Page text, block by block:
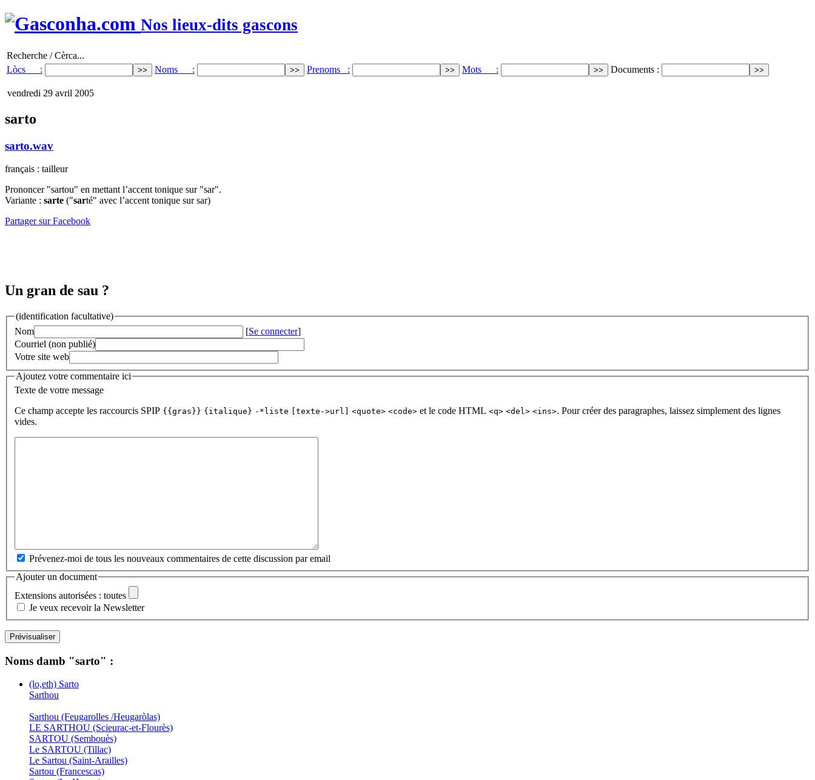
Nos lieux-dits gascons
Recherche / Cèrca...
Lòcs :
Noms : Prenoms : Mots : Documents :
vendredi 29 avril 2005
sarto
sarto.wav
français : tailleur
Prononcer "sartou" en mettant l’accent tonique sur "sar".
Variante : sarte ("sarté" avec l’accent tonique sur sar)
Partager sur Facebook
Un gran de sau ?
(identification facultative)
Nom
[Se connecter]
Courriel (non publié)
Votre site web
Ajoutez votre commentaire ici
Texte de votre message
Ce champ accepte les raccourcis SPIP {{gras}} {italique} -*liste [texte->url] <quote> <code> et le code HTML <q> <del> <ins>. Pour créer des paragraphes, laissez simplement des lignes
vides.
Prévenez-moi de tous les nouveaux commentaires de cette discussion par email
Ajouter un document
Extensions autorisées : toutes
Je veux recevoir la Newsletter
Noms damb "sarto" :
(lo,eth) Sarto
Sarthou
Sarthou (Feugarolles /Heugaròlas)
LE SARTHOU (Scieurac-et-Flourès)
SARTOU (Sembouès)
Le SARTOU (Tillac)
Le Sartou (Saint-Arailles)
Sartou (Francescas)